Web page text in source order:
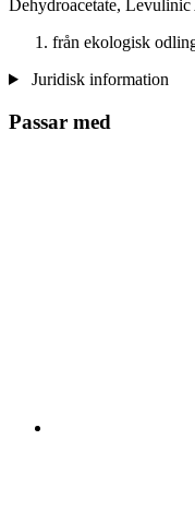
Dehydroacetate,
från ekologisk
Juridisk information
Passar med